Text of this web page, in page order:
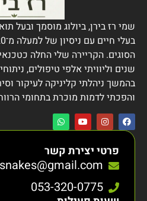
שמי רז בירן, ביולוג מוסמך ובעל
שנים וליוויתי אלפי טיפולים,
בהמשך ניהלתי קליניקה לעיקור
והפכתי לדמות מוכרת בתחומי
פרטי יצירת קשר
053-320-0775